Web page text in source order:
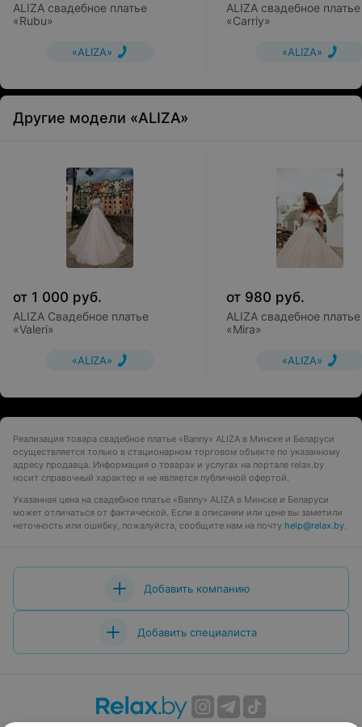
ALIZA свадебное платье
«Rubu»
«ALIZA»
ALIZA свадебное платье
«Carriy»
«ALIZA»
Другие модели «ALIZA»
от 1 000 руб.
ALIZA Свадебное платье
«Valeri»
«ALIZA»
от 980 руб.
ALIZA свадебное платье
«Mira»
«ALIZA»
Реализация товара свадебное платье «Banny» ALIZA в Минске и Беларуси
осуществляется только в стационарном торговом объекте по указанному
адресу продавца. Информация о товарах и услугах на портале relax.by
носит справочный характер и не является публичной офертой.
Указанная цена на свадебное платье «Banny» ALIZA в Минске и Беларуси
может отличаться от фактической. Если в описании или цене вы заметили
неточность или ошибку, пожалуйста, сообщите нам на почту help@relax.by.
Добавить компанию
Добавить специалиста